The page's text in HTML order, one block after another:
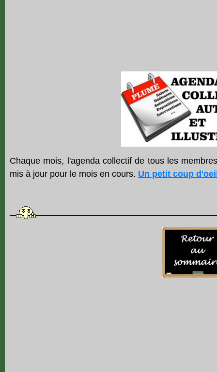
Chaque mois, l'agenda collectif de tous les
mis à jour pour le mois en cours. Un petit coup